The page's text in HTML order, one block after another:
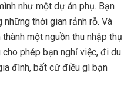
như một dự án phụ. Bạn
thời gian rảnh rỗ. Và
một nguồn thu nhập thụ
phép bạn nghỉ việc, đi du
đình, bất cứ điều gì bạn